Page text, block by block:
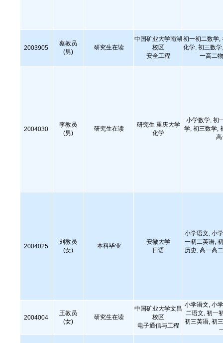
2003905
蔡教员
(男)
研究生在读
中国矿业大学南湖
校区
安全工程
初一初二数学,
化学, 初三数
一高二
2004030
李教员
(男)
研究生在读
研究生 重庆大学
化学
小学数学, 初
学, 初三数学,
2004025
刘教员
(女)
本科毕业
安徽大学
日语
小学语文, 小
一初二英语,
历史, 高一高
2004004
王教员
(女)
研究生在读
中国矿业大学文昌
校区
电子通信与工程
小学语文, 小
二语文, 初一
初三英语, 初